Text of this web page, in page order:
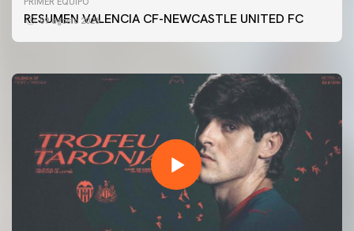
RESUMEN VALENCIA CF-NEWCASTLE UNITED FC
09 agosto 2026
54ª EDICIÓN TROFEU TARONJA